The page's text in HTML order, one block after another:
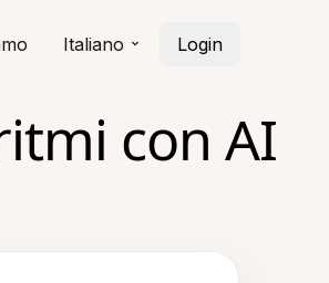
Italiano Login
con AI